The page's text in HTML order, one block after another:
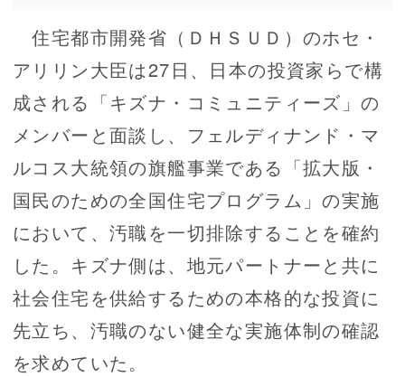
住宅都市開発省（ＤＨＳＵＤ）のホセ・
アリリン大臣は27日、日本の投資家らで構
成される「キズナ・コミュニティーズ」の
メンバーと面談し、フェルディナンド・マ
ルコス大統領の旗艦事業である「拡大版・
国民のための全国住宅プログラム」の実施
において、汚職を一切排除することを確約
した。キズナ側は、地元パートナーと共に
社会住宅を供給するための本格的な投資に
先立ち、汚職のない健全な実施体制の確認
を求めていた。